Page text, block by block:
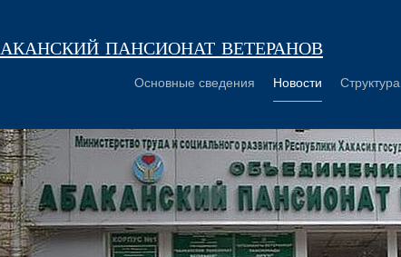
пансионат ветеранов
Основные сведения Новости Структура